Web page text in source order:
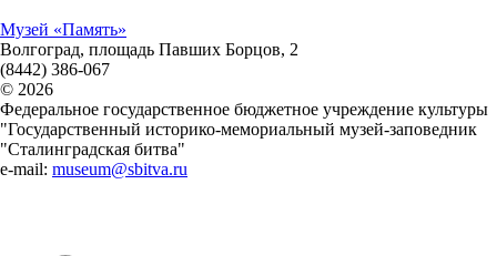
Музей «Память»
Волгоград, площадь Павших Борцов, 2
(8442) 386-067
© 2026
Федеральное государственное бюджетное учреждение культуры
"Государственный историко-мемориальный музей-заповедник
"Сталинградская битва"
e-mail: museum@sbitva.ru